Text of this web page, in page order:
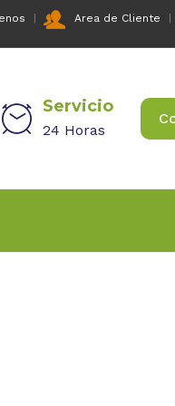
Area de Cliente
Servicio
24 Horas